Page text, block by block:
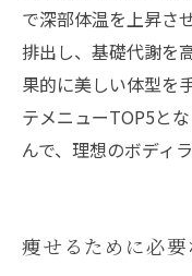
で深部体温を上昇さ
排出し、基礎代謝を
果的に美しい体型を
テメニューTOP5と
んで、理想のボディ
痩せるために必要